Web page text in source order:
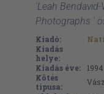
'Leah
Photographs '
Kiadó:
Kiadás
helye:
Kiadás éve:
1994
Kötés
típusa: